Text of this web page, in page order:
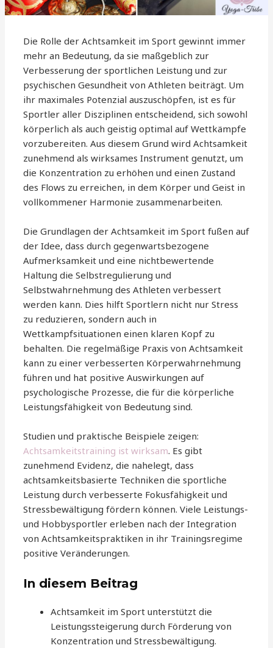
Die Rolle der Achtsamkeit im Sport gewinnt immer
mehr an Bedeutung, da sie maßgeblich zur
Verbesserung der sportlichen Leistung und zur
psychischen Gesundheit von Athleten beiträgt. Um
ihr maximales Potenzial auszuschöpfen, ist es für
Sportler aller Disziplinen entscheidend, sich sowohl
körperlich als auch geistig optimal auf Wettkämpfe
vorzubereiten. Aus diesem Grund wird Achtsamkeit
zunehmend als wirksames Instrument genutzt, um
die Konzentration zu erhöhen und einen Zustand
des Flows zu erreichen, in dem Körper und Geist in
vollkommener Harmonie zusammenarbeiten.
Die Grundlagen der Achtsamkeit im Sport fußen auf
der Idee, dass durch gegenwartsbezogene
Aufmerksamkeit und eine nichtbewertende
Haltung die Selbstregulierung und
Selbstwahrnehmung des Athleten verbessert
werden kann. Dies hilft Sportlern nicht nur Stress
zu reduzieren, sondern auch in
Wettkampfsituationen einen klaren Kopf zu
behalten. Die regelmäßige Praxis von Achtsamkeit
kann zu einer verbesserten Körperwahrnehmung
führen und hat positive Auswirkungen auf
psychologische Prozesse, die für die körperliche
Leistungsfähigkeit von Bedeutung sind.
Studien und praktische Beispiele zeigen:
Achtsamkeitstraining ist wirksam. Es gibt
zunehmend Evidenz, die nahelegt, dass
achtsamkeitsbasierte Techniken die sportliche
Leistung durch verbesserte Fokusfähigkeit und
Stressbewältigung fördern können. Viele Leistungs-
und Hobbysportler erleben nach der Integration
von Achtsamkeitspraktiken in ihr Trainingsregime
positive Veränderungen.
In diesem Beitrag
Achtsamkeit im Sport unterstützt die
Leistungssteigerung durch Förderung von
Konzentration und Stressbewältigung.